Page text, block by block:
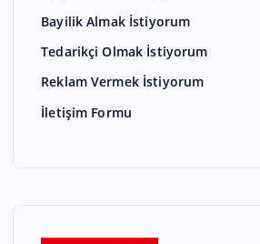
Bayilik Almak İstiyorum
Tedarikçi Olmak İstiyorum
Reklam Vermek İstiyorum
İletişim Formu